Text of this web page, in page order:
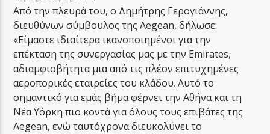
Από την πλευρά του, ο Δημήτρης Γερογιάννης,
διευθύνων σύμβουλος της Aegean, δήλωσε:
«Είμαστε ιδιαίτερα ικανοποιημένοι για την
επέκταση της συνεργασίας μας με την Emirates,
αδιαμφισβήτητα μια από τις πλέον επιτυχημένες
αεροπορικές εταιρείες του κλάδου. Αυτό το
σημαντικό για εμάς βήμα φέρνει την Αθήνα και τη
Νέα Υόρκη πιο κοντά για όλους τους επιβάτες της
Aegean, ενώ ταυτόχρονα διευκολύνει το